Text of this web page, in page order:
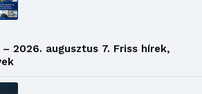
2026. augusztus 7. Friss hírek,